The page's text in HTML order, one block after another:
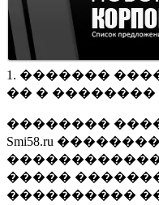
1. �������
�� � ��������
��������
Smi58.ru
�����
����������